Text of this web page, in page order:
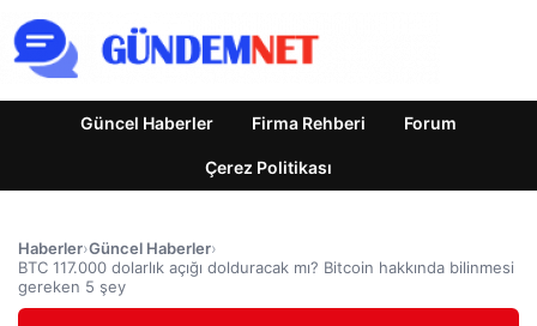
Güncel Haberler Firma Rehberi Forum
Çerez Politikası
Haberler›Güncel Haberler›
BTC 117.000 dolarlık açığı dolduracak mı? Bitcoin hakkında bilinmesi
gereken 5 şey